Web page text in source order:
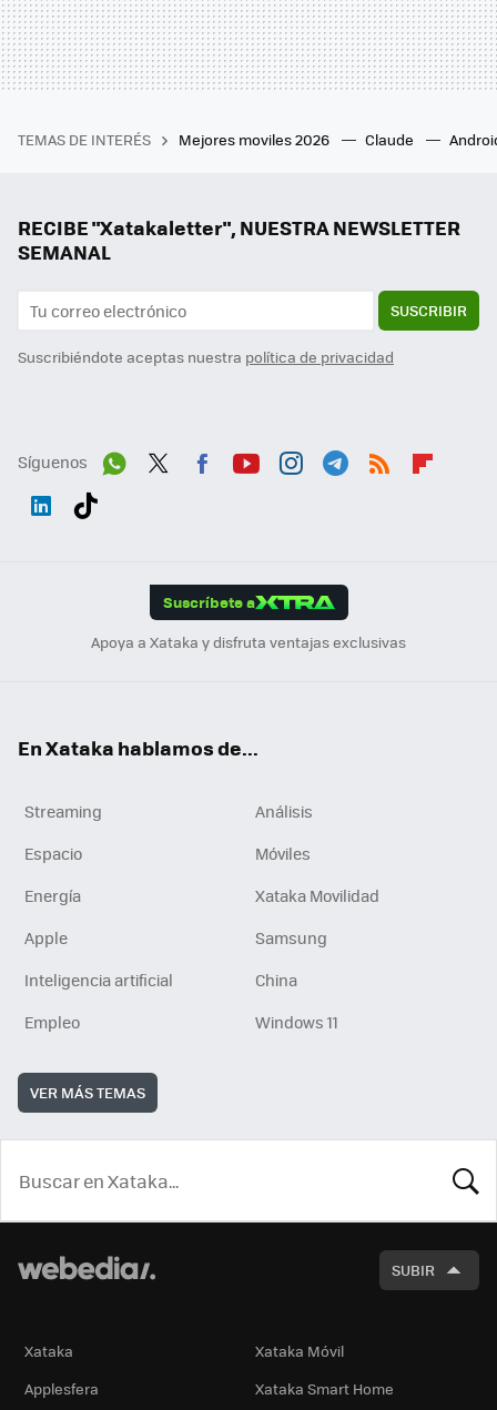
TEMAS DE INTERÉS Mejores moviles 2026 Claude
RECIBE "Xatakaletter", NUESTRA NEWSLETTER
SEMANAL
SUSCRIBIR
Suscribiéndote aceptas nuestra política de privacidad
Síguenos
Suscríbete a
Apoya a Xataka y disfruta ventajas exclusivas
En Xataka hablamos de...
Streaming
Análisis
Espacio
Móviles
Energía
Xataka Movilidad
Apple
Samsung
Inteligencia artificial
China
Empleo
Windows 11
VER MÁS TEMAS
SUBIR
Xataka
Xataka Móvil
Applesfera
Xataka Smart Home